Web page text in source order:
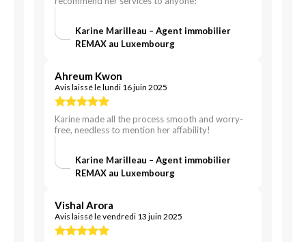
Karine Marilleau – Agent immobilier
REMAX au Luxembourg
Ahreum Kwon
Avis laissé le lundi 16 juin 2025
Karine made all the process smooth and worry-
free, needless to mention her affability!
Karine Marilleau – Agent immobilier
REMAX au Luxembourg
Vishal Arora
Avis laissé le vendredi 13 juin 2025